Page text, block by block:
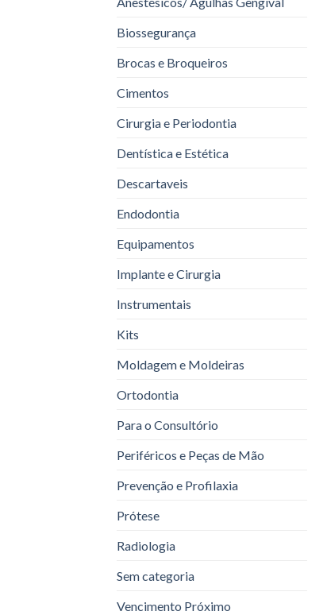
Biossegurança
Brocas e Broqueiros
Cimentos
Cirurgia e Periodontia
Dentística e Estética
Descartaveis
Endodontia
Equipamentos
Implante e Cirurgia
Instrumentais
Kits
Moldagem e Moldeiras
Ortodontia
Para o Consultório
Periféricos e Peças de Mão
Prevenção e Profilaxia
Prótese
Radiologia
Sem categoria
Vencimento Próximo